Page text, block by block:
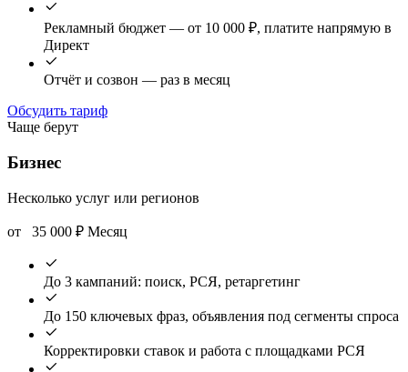
Рекламный бюджет — от 10 000 ₽, платите напрямую в
Директ
Отчёт и созвон — раз в месяц
Обсудить тариф
Чаще берут
Бизнес
Несколько услуг или регионов
от 35 000 ₽ Месяц
До 3 кампаний: поиск, РСЯ, ретаргетинг
До 150 ключевых фраз, объявления под сегменты спроса
Корректировки ставок и работа с площадками РСЯ